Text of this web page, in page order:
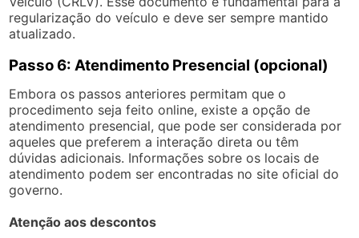
regularização do veículo e deve ser sempre mantido
atualizado.
Passo 6: Atendimento Presencial (opcional)
Embora os passos anteriores permitam que o
procedimento seja feito online, existe a opção de
atendimento presencial, que pode ser considerada por
aqueles que preferem a interação direta ou têm
dúvidas adicionais. Informações sobre os locais de
atendimento podem ser encontradas no site oficial do
governo.
Atenção aos descontos